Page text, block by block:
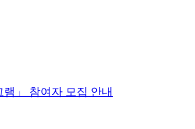
」 참여자 모집 안내